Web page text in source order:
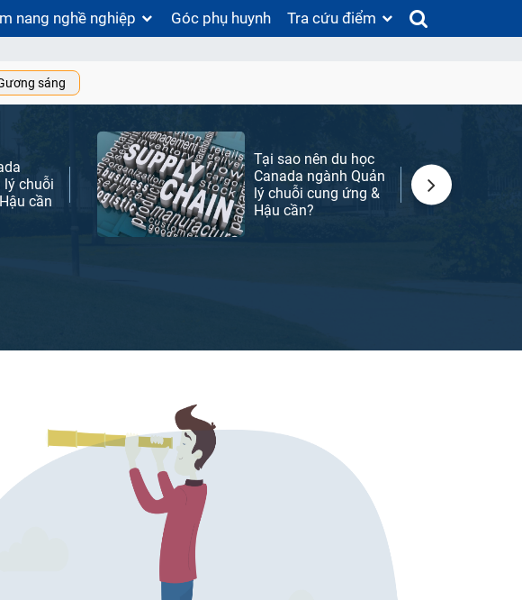
nang nghề nghiệp Góc phụ huynh Tra cứu điểm
sáng
lý chuỗi
cần
Tại sao nên du học
Canada ngành Quản
lý chuỗi cung ứng &
Hậu cần?